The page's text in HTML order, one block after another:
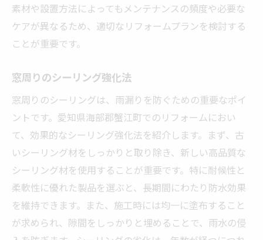
素材や設置方法によってもメンテナンスの頻度や必要な
ケアが異なるため、適切なリフォームプランを検討する
ことが重要です。
窓周りのシーリング強化法
窓周りのシーリングは、雨漏りを防ぐための重要なポイ
ントです。愛知県海部郡蟹江町でのリフォームにおい
て、効果的なシーリング強化法を紹介します。まず、古
いシーリング材をしっかりと取り除き、新しい高品質な
シーリング材を使用することが重要です。特に耐候性と
柔軟性に優れた製品を選ぶと、長期間にわたり防水効果
を維持できます。また、施工時には均一に塗布すること
が求められ、隙間をしっかりと埋めることで、雨水の侵